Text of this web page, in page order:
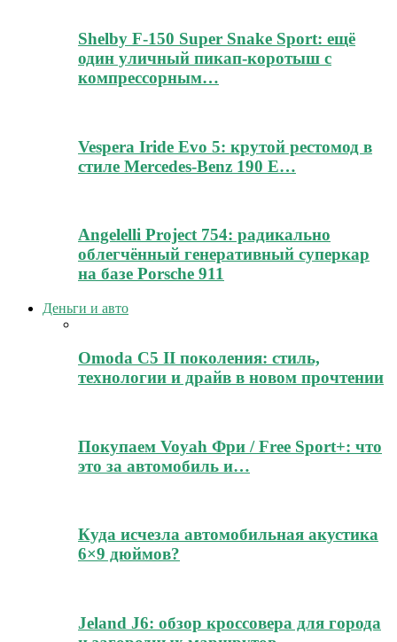
Shelby F-150 Super Snake Sport: ещё
один уличный пикап-коротыш с
компрессорным…
Vespera Iride Evo 5: крутой рестомод в
стиле Mercedes-Benz 190 E…
Angelelli Project 754: радикально
облегчённый генеративный суперкар
на базе Porsche 911
Деньги и авто
Omoda C5 II поколения: стиль,
технологии и драйв в новом прочтении
Покупаем Voyah Фри / Free Sport+: что
это за автомобиль и…
Куда исчезла автомобильная акустика
6×9 дюймов?
Jeland J6: обзор кроссовера для города